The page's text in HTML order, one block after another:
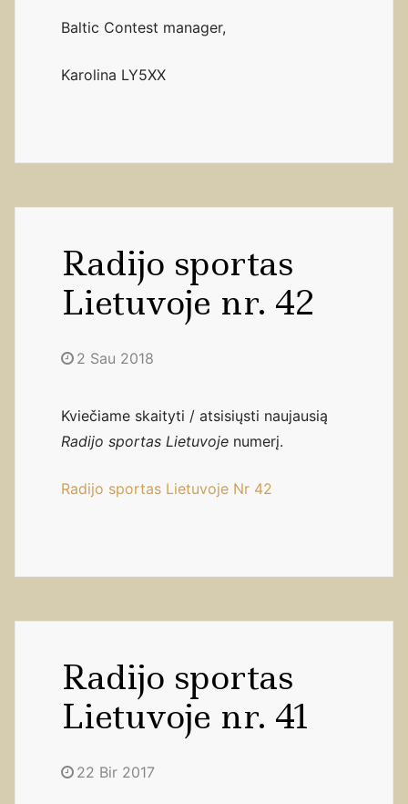
Baltic Contest manager,
Karolina LY5XX
Radijo sportas
Lietuvoje nr. 42
2 Sau 2018
Kviečiame skaityti / atsisiųsti naujausią
Radijo sportas Lietuvojenumerį.
Radijo sportas Lietuvoje Nr 42
Radijo sportas
Lietuvoje nr. 41
22 Bir 2017